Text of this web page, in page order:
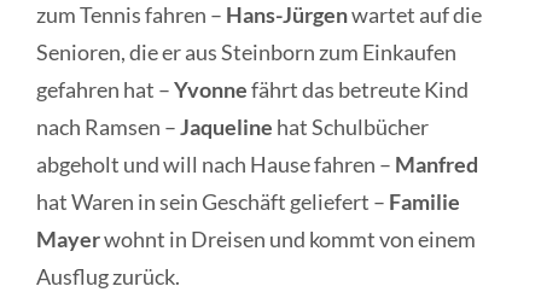
zum Tennis fahren – Hans-Jürgenwartet auf die
Senioren, die er aus Steinborn zum Einkaufen
gefahren hat –Yvonnefährt das betreute Kind
nach Ramsen –Jaqueline hat Schulbücher
abgeholt und will nach Hause fahren – Manfred
hat Waren in sein Geschäft geliefert – Familie
Mayerwohnt in Dreisen und kommt von einem
Ausflug zurück.